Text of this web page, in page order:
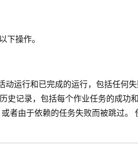
操作。
动运行和已完成的运行，包括任何
史记录，包括每个作业任务的成功
者由于依赖的任务失败而被跳过。